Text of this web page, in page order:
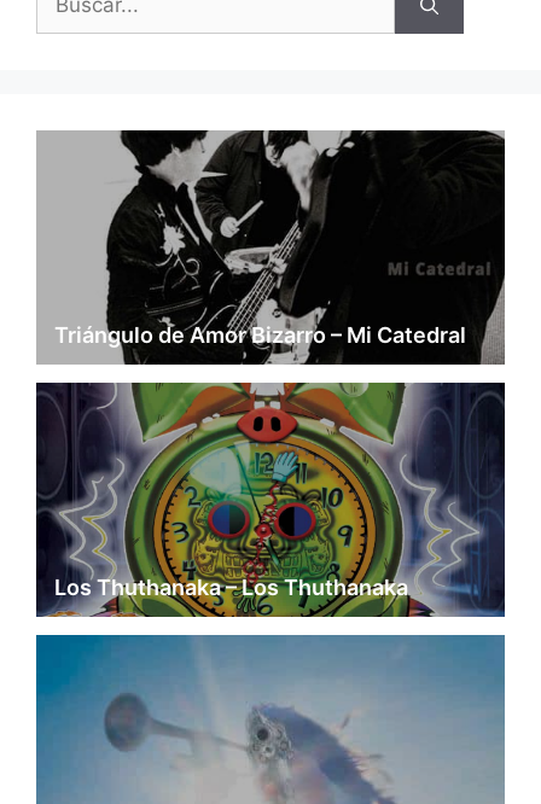
Triángulo de Amor Bizarro – Mi Catedral
Los Thuthanaka – Los Thuthanaka